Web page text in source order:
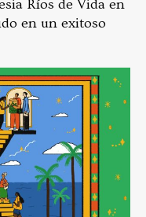
Ríos de Vida en
en un exitoso